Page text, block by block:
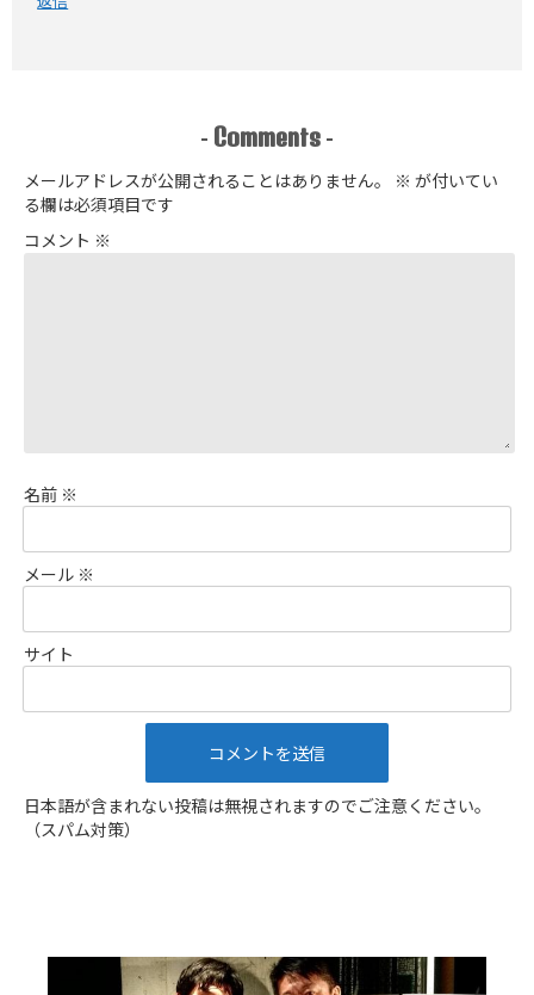
- Comments -
メールアドレスが公開されることはありません。 ※ が付いてい
る欄は必須項目です
コメント ※
名前 ※
メール ※
サイト
日本語が含まれない投稿は無視されますのでご注意ください。
（スパム対策）